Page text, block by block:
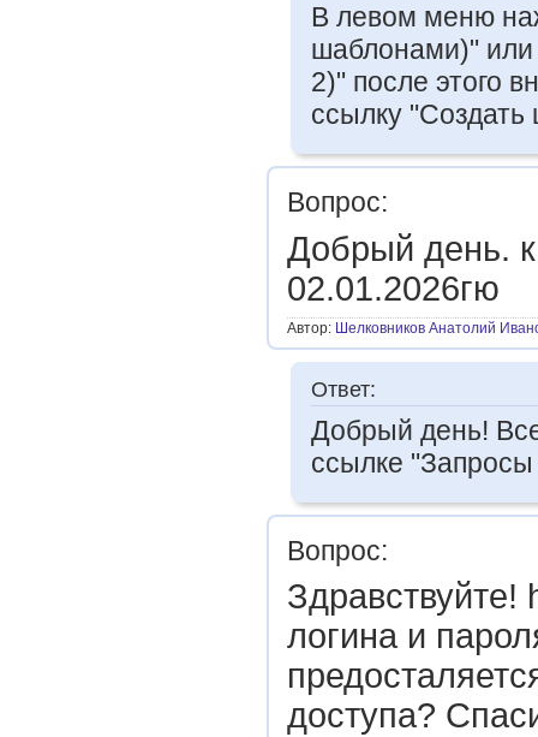
В левом меню
шаблонами)"
2)" после этого
ссылку "Создать
Вопрос:
Добрый день.
02.01.2026гю
Автор: Шелковников Анатолий
Ответ:
Добрый день!
ссылке
Вопрос:
логина и
доступа?